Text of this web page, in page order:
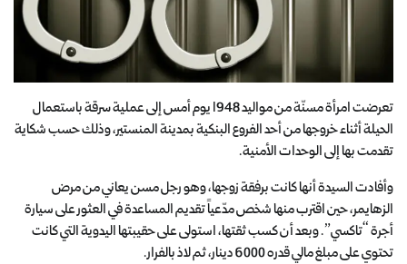
تعرضت امرأة مسنّة من مواليد 1948 يوم أمس إلى عملية سرقة باستعمال
الحيلة أثناء خروجها من أحد الفروع البنكية بمدينة المنستير، وذلك حسب شكاية
تقدمت بها إلى الوحدات الأمنية.
وأفادت السيدة أنها كانت برفقة زوجها، وهو رجل مسن يعاني من مرض
الزهايمر، حين اقترب منها شخص مدّعياً تقديم المساعدة في العثور على سيارة
أجرة “تاكسي”. وبعد أن كسب ثقتها، استولى على حقيبتها اليدوية التي كانت
تحتوي على مبلغ مالي قدره 6000 دينار، ثم لاذ بالفرار.